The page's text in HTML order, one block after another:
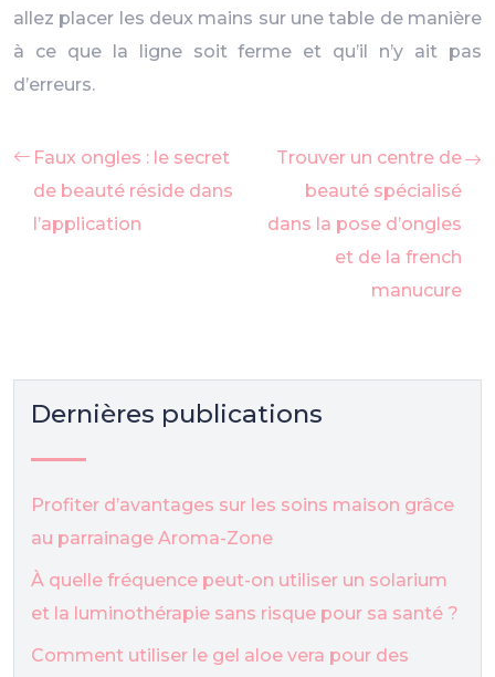
allez placer les deux mains sur une table de manière
à ce que la ligne soit ferme et qu’il n’y ait pas
d’erreurs.
Faux ongles : le secret
de beauté réside dans
l’application
Trouver un centre de
beauté spécialisé
dans la pose d’ongles
et de la french
manucure
Dernières publications
Profiter d’avantages sur les soins maison grâce
au parrainage Aroma-Zone
À quelle fréquence peut-on utiliser un solarium
et la luminothérapie sans risque pour sa santé ?
Comment utiliser le gel aloe vera pour des